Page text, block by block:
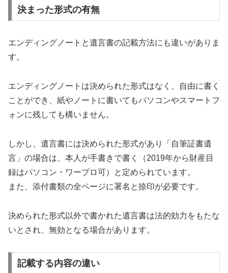
決まった形式の有無
エンディングノートと遺言書の記載方法にも違いがありま
す。
エンディングノートは決められた形式はなく、自由に書く
ことができ、紙やノートに書いてもパソコンやスマートフ
ォンに残しても構いません。
しかし、遺言書には決められた形式があり「自筆証書遺
言」の場合は、本人が手書きで書く（2019年から財産目
録はパソコン・ワープロ可）と定められています。
また、添付書類の全ページに署名と捺印が必要です。
決められた形式以外で書かれた遺言書は法的効力をもたな
いとされ、無効となる場合があります。
記載する内容の違い